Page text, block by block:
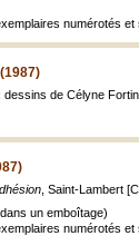
numérotés
de Célyne Fortin,
, Saint-Lambert
un emboîtage)
numérotés